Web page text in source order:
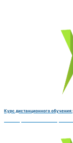
Курс дистанционного обучения: